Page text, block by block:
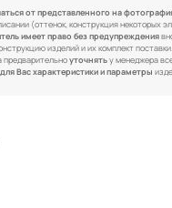
от представленного на
(оттенок, конструкция некоторых
имеет право без предупреждения
изделий и их комплект поставки.
предварительноуточнятьу менеджера
Вас характеристики и параметры